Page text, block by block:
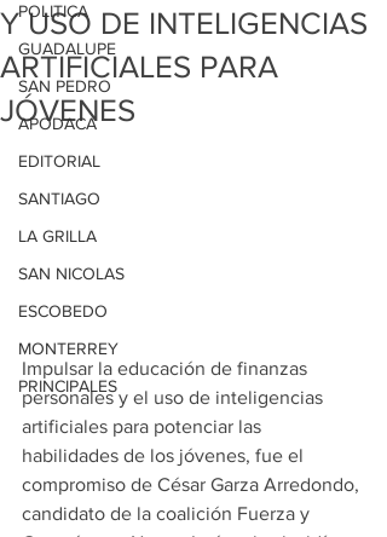
POLITICA
GUADALUPE
SAN PEDRO
APODACA
EDITORIAL
SANTIAGO
LA GRILLA
SAN NICOLAS
ESCOBEDO
MONTERREY
PRINCIPALES
Y USO DE INTELIGENCIAS
ARTIFICIALES PARA
JÓVENES
Impulsar la educación de finanzas
personales y el uso de inteligencias
artificiales para potenciar las
habilidades de los jóvenes, fue el
compromiso de César Garza Arredondo,
candidato de la coalición Fuerza y